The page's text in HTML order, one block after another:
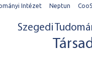
Intézet Neptun
Szegedi